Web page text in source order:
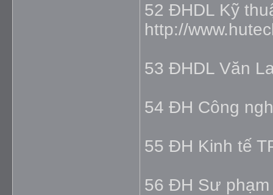
52 ĐHDL Kỹ
http://
53 ĐHDL Văn
54 ĐH Công
55 ĐH Kinh tế
56 ĐH Sư phạm